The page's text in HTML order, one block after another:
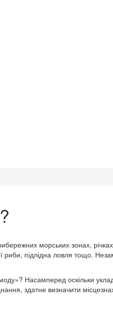
морських зонах,
підлідна ловля тощо.
Насамперед оскільки
здатне визначити